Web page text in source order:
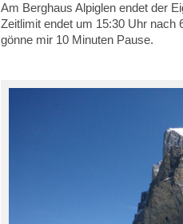
Am Berghaus Alpiglen endet der
Zeitlimit endet um 15:30 Uhr nach
gönne mir 10 Minuten Pause.